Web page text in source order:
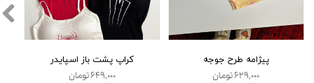
کراپ پشت باز اسپایدر
۶۴۹,۰۰۰ تومان
پیژامه طرح جوجه
۶۲۹,۰۰۰ تومان